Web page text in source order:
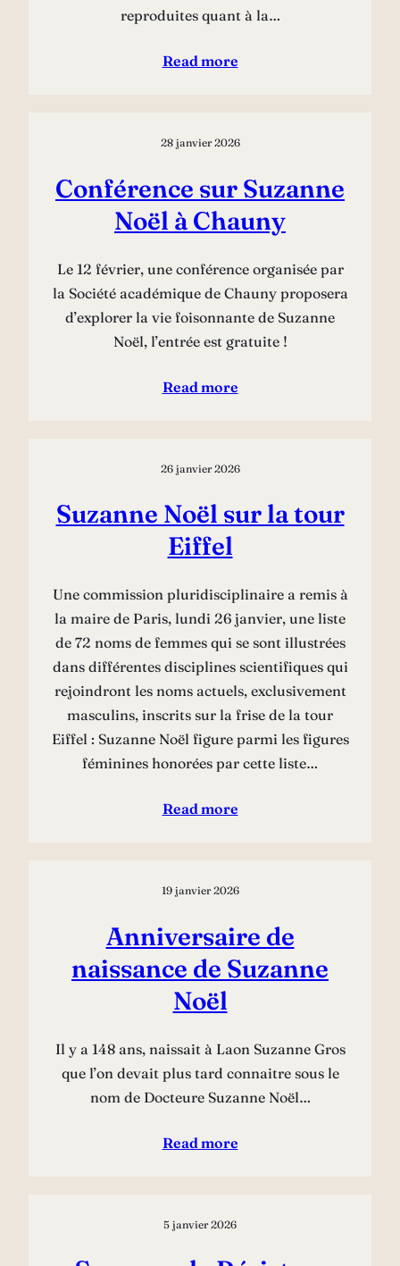
reproduites quant à la…
Read more
28 janvier 2026
Conférence sur Suzanne
Noël à Chauny
Le 12 février, une conférence organisée par
la Société académique de Chauny proposera
d’explorer la vie foisonnante de Suzanne
Noël, l’entrée est gratuite !
Read more
26 janvier 2026
Suzanne Noël sur la tour
Eiffel
Une commission pluridisciplinaire a remis à
la maire de Paris, lundi 26 janvier, une liste
de 72 noms de femmes qui se sont illustrées
dans différentes disciplines scientifiques qui
rejoindront les noms actuels, exclusivement
masculins, inscrits sur la frise de la tour
Eiffel : Suzanne Noël figure parmi les figures
féminines honorées par cette liste…
Read more
19 janvier 2026
Anniversaire de
naissance de Suzanne
Noël
Il y a 148 ans, naissait à Laon Suzanne Gros
que l’on devait plus tard connaitre sous le
nom de Docteure Suzanne Noël…
Read more
5 janvier 2026